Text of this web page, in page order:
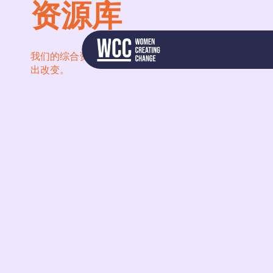
资源库
我们的综合资源可为您提供教育材料、具体问题和参与
出改变。